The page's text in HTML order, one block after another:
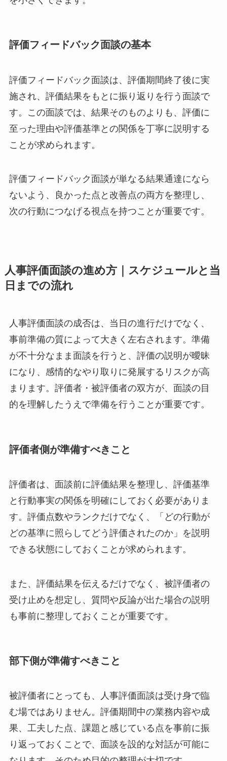
評価フィードバック面談の基本
評価フィードバック面談は、評価期間終了後に実
施され、評価結果をもとに振り返りを行う面談で
す。この面談では、結果そのものよりも、評価に
至った理由や評価基準との関係を丁寧に説明する
ことが求められます。
評価フィードバック面談が単なる結果通達になら
ないよう、良かった点と改善点の両方を整理し、
次の行動につなげる視点を持つことが重要です。
人事評価面談の進め方｜スケジュールと当
日までの流れ
人事評価面談の成否は、当日の進行だけでなく、
事前準備の質によって大きく左右されます。準備
が不十分なまま面談を行うと、評価の説明が曖昧
になり、感情的なやり取りに発展するリスクが高
まります。評価者・被評価者の双方が、面談の目
的を理解したうえで準備を行うことが重要です。
評価者側が準備すべきこと
評価者は、面談前に評価結果を整理し、評価基準
と行動事実の関係を明確にしておく必要がありま
す。評価点数やランクだけでなく、「どの行動が
どの基準に照らしてどう評価されたのか」を説明
できる状態にしておくことが求められます。
また、評価結果を伝えるだけでなく、被評価者の
受け止めを想定し、質問や反論が出た場合の説明
も事前に整理しておくことが重要です。
部下側が準備すべきこと
被評価者にとっても、人事評価面談は受け身で臨
む場ではありません。評価期間中の業務内容や成
果、工夫した点、課題と感じている点を事前に振
り返っておくことで、面談を設的な対話が可能に